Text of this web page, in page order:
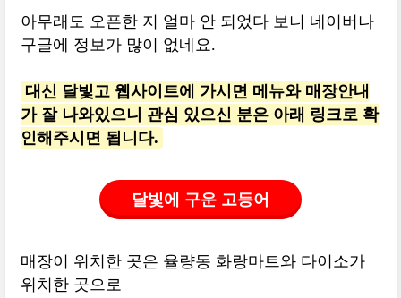
아무래도 오픈한 지 얼마 안 되었다 보니 네이버나
구글에 정보가 많이 없네요.
대신 달빛고 웹사이트에 가시면 메뉴와 매장안내
가 잘 나와있으니 관심 있으신 분은 아래 링크로 확
인해주시면 됩니다.
달빛에 구운 고등어
매장이 위치한 곳은 율량동 화랑마트와 다이소가
위치한 곳으로